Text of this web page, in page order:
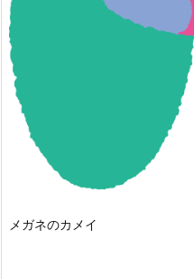
メガネのカメイ